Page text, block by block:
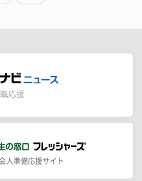
人準備応援サイト